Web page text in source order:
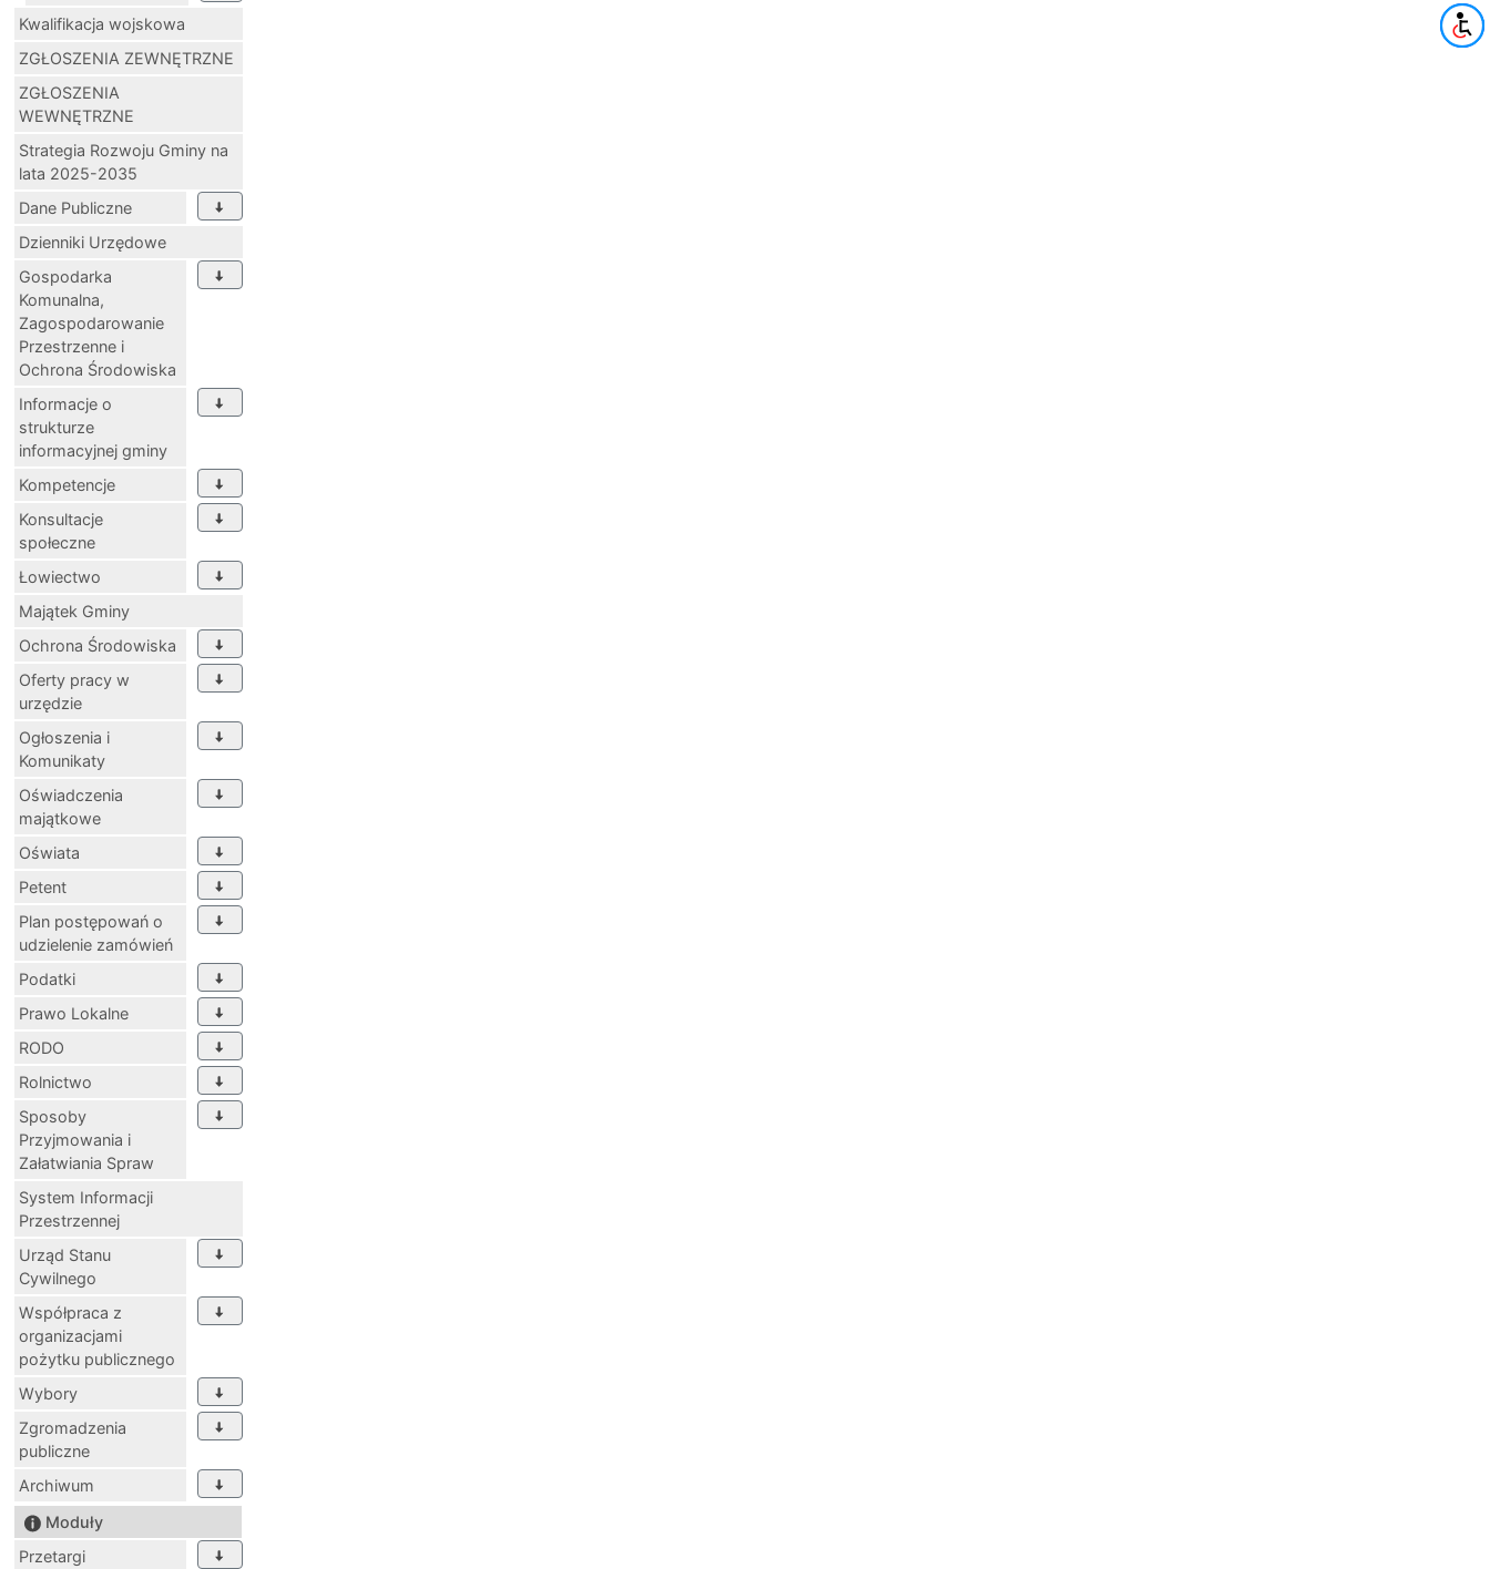
Kwalifikacja wojskowa
ZGŁOSZENIA ZEWNĘTRZNE
ZGŁOSZENIA
WEWNĘTRZNE
Strategia Rozwoju Gminy na
lata 2025-2035
Dane Publiczne
Dzienniki Urzędowe
Gospodarka
Komunalna,
Zagospodarowanie
Przestrzenne i
Ochrona Środowiska
Informacje o
strukturze
informacyjnej gminy
Kompetencje
Konsultacje
społeczne
Łowiectwo
Majątek Gminy
Ochrona Środowiska
Oferty pracy w
urzędzie
Ogłoszenia i
Komunikaty
Oświadczenia
majątkowe
Oświata
Petent
Plan postępowań o
udzielenie zamówień
Podatki
Prawo Lokalne
RODO
Rolnictwo
Sposoby
Przyjmowania i
Załatwiania Spraw
System Informacji
Przestrzennej
Urząd Stanu
Cywilnego
Współpraca z
organizacjami
pożytku publicznego
Wybory
Zgromadzenia
publiczne
Archiwum
Moduły
Przetargi